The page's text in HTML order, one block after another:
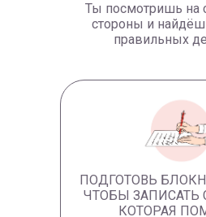
Ты посмотришь на
стороны и
правильных
ПОДГОТОВЬ
ЧТОБЫ ЗАПИСАТЬ
КОТОРАЯ